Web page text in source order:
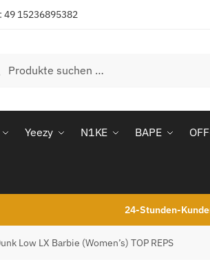
49 15236895382
Yeezy N1KE BAPE
24-Stunden-
Low LX Barbie (Women’s) TOP REPS